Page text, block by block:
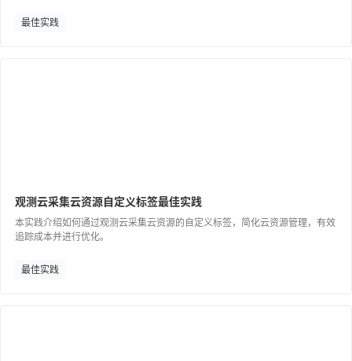
最佳实践
观测云采集云资源自定义标签最佳实践
本实践介绍如何通过观测云采集云资源的自定义标签，简化云资源管理，有效
追踪成本并进行优化。
最佳实践